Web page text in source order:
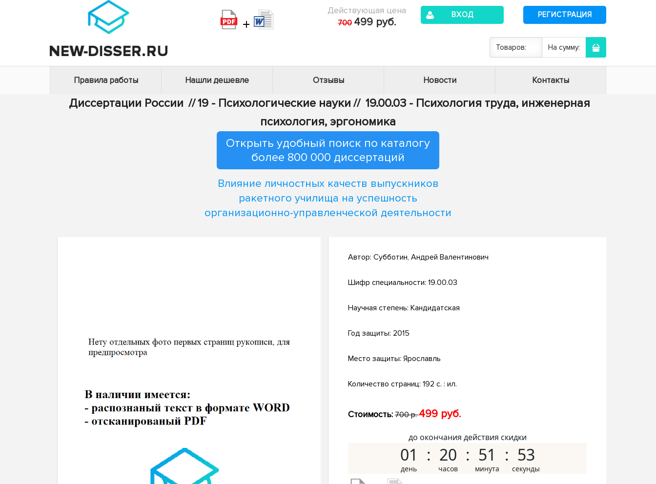
+
Действующая цена
700 499 руб.
ВХОД РЕГИСТРАЦИЯ
Товаров: На сумму:
Правила работы Нашли дешевле Отзывы Новости Контакты
Диссертации России //19 - Психологические науки // 19.00.03 - Психология труда, инженерная
психология, эргономика
Открыть удобный поиск по каталогу
более 800 000 диссертаций
Влияние личностных качеств выпускников
ракетного училища на успешность
организационно-управленческой деятельности
Автор: Субботин, Андрей Валентинович
Шифр специальности: 19.00.03
Научная степень: Кандидатская
Год защиты: 2015
Место защиты: Ярославль
Количество страниц: 192 с. : ил.
Стоимость: 700 р.499 руб.
до окончания действия скидки
01 20 51 52